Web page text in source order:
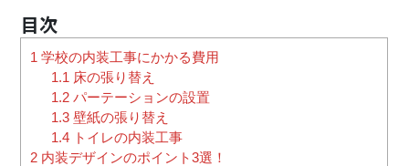
1 学校の内装工事にかかる費用
1.1 床の張り替え
1.2 パーテーションの設置
1.3 壁紙の張り替え
1.4 トイレの内装工事
2 内装デザインのポイント3選！